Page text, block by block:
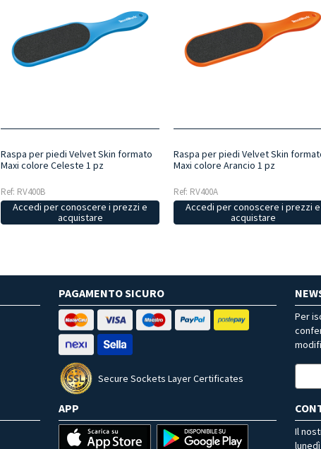
Raspa per piedi Velvet Skin formato
Maxi colore Celeste 1 pz
Ref: RV400B
Accedi per conoscere i prezzi e
acquistare
Raspa per piedi Velvet Skin
Maxi colore Arancio 1 pz
Ref: RV400A
Accedi per conoscere i prezzi e
acquistare
PAGAMENTO SICURO
Secure Sockets Layer Certificates
Per
APP
Il